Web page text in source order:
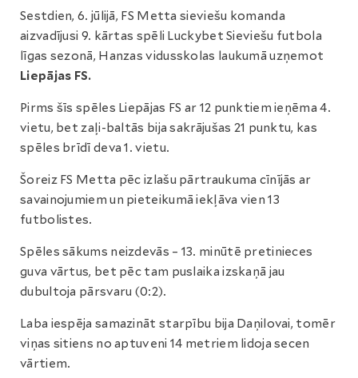
Sestdien, 6. jūlijā, FS Metta sieviešu komanda
aizvadījusi 9. kārtas spēli Luckybet Sieviešu futbola
līgas sezonā, Hanzas vidusskolas laukumā uzņemot
Liepājas FS.
Pirms šīs spēles Liepājas FS ar 12 punktiem ieņēma 4.
vietu, bet zaļi-baltās bija sakrājušas 21 punktu, kas
spēles brīdī deva 1. vietu.
Šoreiz FS Metta pēc izlašu pārtraukuma cīnījās ar
savainojumiem un pieteikumā iekļāva vien 13
futbolistes.
Spēles sākums neizdevās – 13. minūtē pretinieces
guva vārtus, bet pēc tam puslaika izskaņā jau
dubultoja pārsvaru (0:2).
Laba iespēja samazināt starpību bija Daņilovai, tomēr
viņas sitiens no aptuveni 14 metriem lidoja secen
vārtiem.